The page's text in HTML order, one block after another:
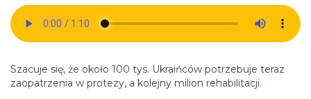
Szacuje się, że około 100 tys. Ukraińców potrzebuje teraz
zaopatrzenia w protezy, a kolejny milion rehabilitacji.